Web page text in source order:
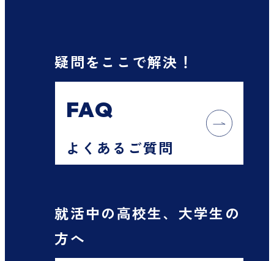
疑問をここで解決！
FAQ
よくあるご質問
就活中の高校生、大学生の
方へ